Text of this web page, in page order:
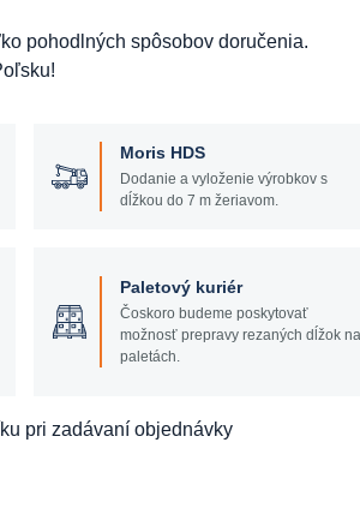
pohodlných spôsobov doručenia.
Moris HDS
Dodanie a vyloženie výrobkov s
dĺžkou do 7 m žeriavom.
Paletový kuriér
Čoskoro budeme poskytovať
možnosť prepravy rezaných dĺžok
paletách.
pri zadávaní objednávky